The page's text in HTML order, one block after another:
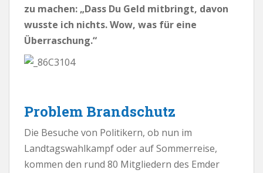
zu machen: „Dass Du Geld mitbringt, davon
wusste ich nichts. Wow, was für eine
Überraschung.“
Problem Brandschutz
Die Besuche von Politikern, ob nun im
Landtagswahlkampf oder auf Sommerreise,
kommen den rund 80 Mitgliedern des Emder